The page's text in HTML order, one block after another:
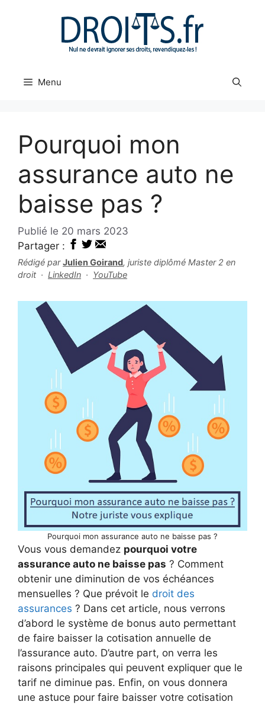
Menu
Pourquoi mon
assurance auto ne
baisse pas ?
20 mars 2023
Partager :
Rédigé parJulien Goirand, juriste diplômé Master 2 en
droit · LinkedIn · YouTube
Pourquoi mon assurance auto ne baisse pas ?
Vous vous demandez pourquoi votre
assurance auto ne baisse pas ? Comment
obtenir une diminution de vos échéances
mensuelles ? Que prévoit le droit des
assurances ? Dans cet article, nous verrons
d’abord le système de bonus auto permettant
de faire baisser la cotisation annuelle de
l’assurance auto. D’autre part, on verra les
raisons principales qui peuvent expliquer que le
tarif ne diminue pas. Enfin, on vous donnera
une astuce pour faire baisser votre cotisation